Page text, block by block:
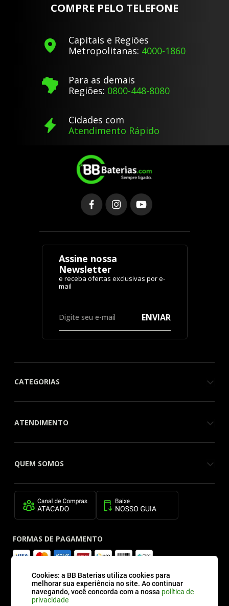
Cookies: a BB Baterias utiliza cookies para
melhorar sua experiência no site. Ao continuar
navegando, você concorda com a nossa política de
privacidade
COMPRE PELO TELEFONE
Capitais e Regiões
Metropolitanas: 4000-1860
Para as demais
Regiões: 0800-448-8080
Cidades com
Atendimento Rápido
Assine nossa
Newsletter
ENVIAR
CATEGORIAS
ATENDIMENTO
QUEM SOMOS
FORMAS DE PAGAMENTO
SITE SEGURO